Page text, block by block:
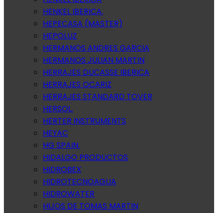
HENKEL IBERICA.
HEPECASA (MASTER)
HEPOLUZ
HERMANOS ANDRES GARCIA
HERMANOS JULIAN MARTIN
HERRAJES DUCASSE IBERICA
HERRAJES OCARIZ
HERRAJES STANDARD TOVER
HERSOL.
HERTER INSTRUMENTS
HEYAC
HG SPAIN.
HIDALGO PRODUCTOS
HIDROBEX
HIDROTECNOAGUA
HIDROWATER
HIJOS DE TOMAS MARTIN